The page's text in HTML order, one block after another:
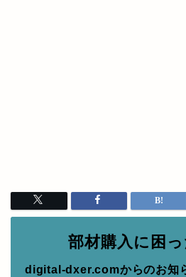
部材購入に困っ
digital-dxer.comからのお知